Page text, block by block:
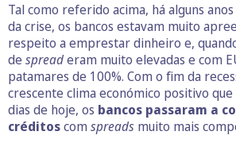
Tal como referido acima, há alguns
da crise, os bancos estavam muito
respeito a emprestar dinheiro e,
de spreaderam muito elevadas e com
patamares de 100%. Com o fim da
crescente clima económico positivo
dias de hoje, os bancos passaram a
créditoscom spreads muito mais